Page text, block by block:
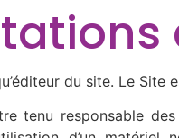
du site. Le Site
tenu responsable